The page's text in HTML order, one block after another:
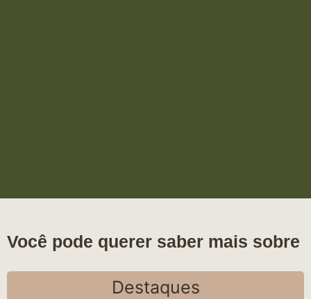
Você pode querer saber mais sobre
Destaques